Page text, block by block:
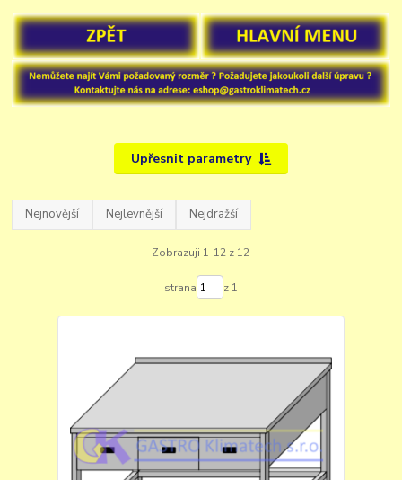
Upřesnit parametry
Nejnovější Nejlevnější Nejdražší
Zobrazuji 1-12 z 12
strana z 1